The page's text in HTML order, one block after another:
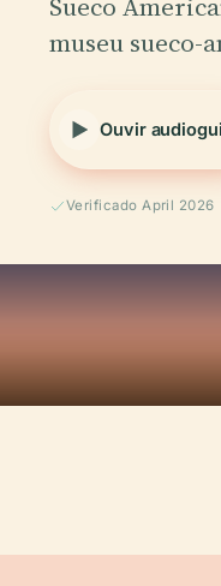
museu sueco-
Ouvir
Verificado April 2026